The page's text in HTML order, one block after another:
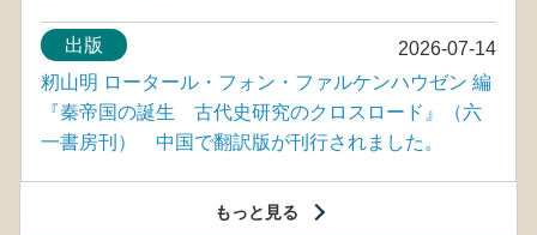
2026-07-14
出版
籾山明 ロータール・フォン・ファルケンハウゼン 編
『秦帝国の誕生 古代史研究のクロスロード』（六
一書房刊） 中国で翻訳版が刊行されました。
もっと見る